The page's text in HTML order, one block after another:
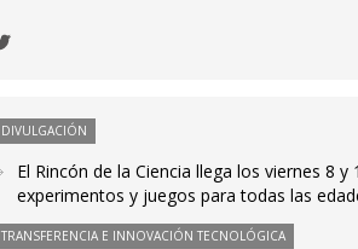
DIVULGACIÓN
El Rincón de la Ciencia llega los viernes 8
experimentos y juegos para todas las
TRANSFERENCIA E INNOVACIÓN TECNOLÓGICA